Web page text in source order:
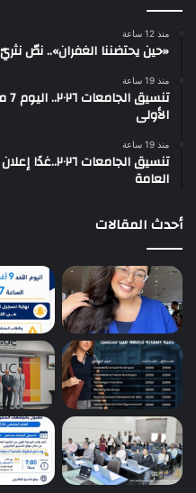
منذ 12 ساعة
«حين يحتضننا الغفران».. نصّ
منذ 19 ساعة
الأولى
منذ 19 ساعة
تنسيق
العامة
أحدث المقالات